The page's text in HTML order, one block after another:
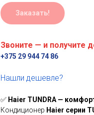
Заказать!
Звоните — и получите
+375 29 944 74 86
Нашли дешевле?
✅ Haier TUNDRA —
Кондиционер Haier серии